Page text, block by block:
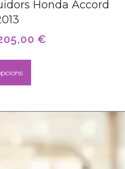
Honda Accord
€